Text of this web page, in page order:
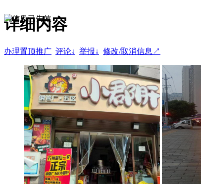
详细内容
办理置顶推广 评论↓ 举报↓ 修改/取消信息↗